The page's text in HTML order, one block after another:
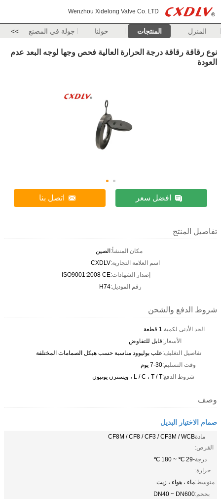
Wenzhou Xidelong Valve Co. LTD
المنزل المنتجات حولنا جولة في المصنع >>
نوع رقاقة رقاقة درجة الحرارة العالية فحص وجها لوجه البعد عدم
العودة
افضل سعر اتصل بنا
تفاصيل المنتج
مكان المنشأ:الصين
اسم العلامة التجارية:CXDLV
إصدار الشهادات:ISO9001:2008 CE
رقم الموديل:H74
شروط الدفع والشحن
الحد الأدنى لكمية:1 قطعة
الأسعار:قابل للتفاوض
تفاصيل التغليف:علب بوليوود مناسبة حسب هيكل الصمامات المختلفة
وقت التسليم:7-30 يوم
شروط الدفع:L / C ، T / T ، ويسترن يونيون
وصف
صمام الاختيار البديل
مادة
القرص:
CF8M / CF8 / CF3 / CF3M / WCB
درجة
حرارة:
-29 ℃ ~ 180 ℃
متوسط:ماء ، هواء ، زيت
بحجم:DN40 ~ DN600